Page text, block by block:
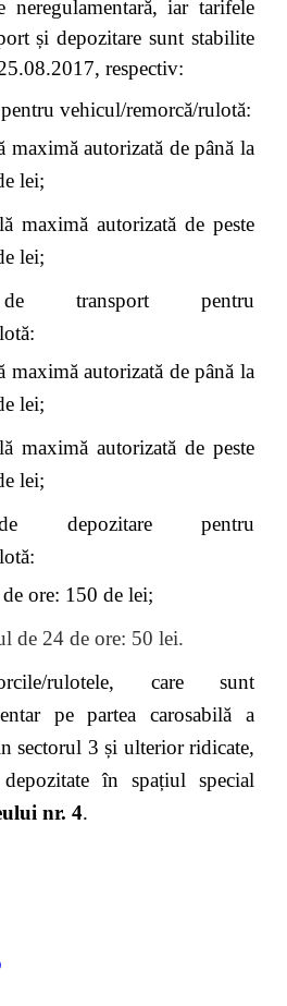
neregulamentară, iar tarifele
și depozitare sunt stabilite
respectiv:
vehicul/remorcă/rulotă:
maximă autorizată de până la
lei;
maximă autorizată de peste
lei;
transport pentru
maximă autorizată de până la
lei;
maximă autorizată de peste
lei;
depozitare pentru
ore: 150 de lei;
de 24 de ore: 50 lei.
rulotele, care sunt
pe partea carosabilă a
sectorul 3 și ulterior ridicate,
în spațiul special
nr. 4.